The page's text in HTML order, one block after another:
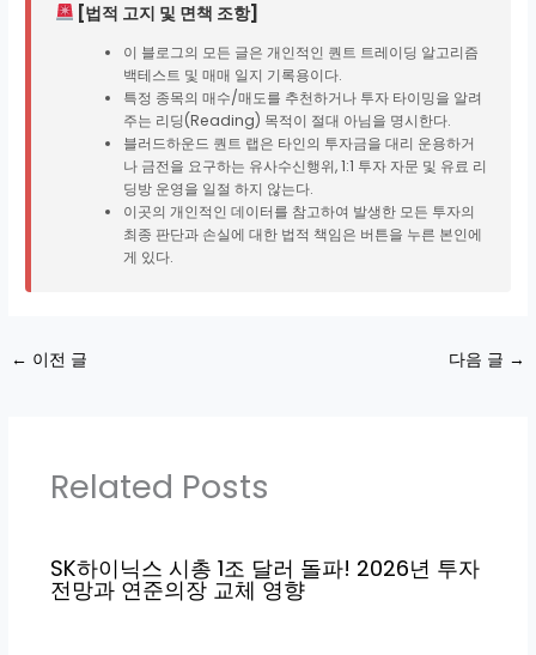
[법적 고지 및 면책 조항]
이 블로그의 모든 글은 개인적인 퀀트 트레이딩 알고리즘
백테스트 및 매매 일지 기록용이다.
특정 종목의 매수/매도를 추천하거나 투자 타이밍을 알려
주는 리딩(Reading) 목적이 절대 아님을 명시한다.
블러드하운드 퀀트 랩은 타인의 투자금을 대리 운용하거
나 금전을 요구하는 유사수신행위, 1:1 투자 자문 및 유료 리
딩방 운영을 일절 하지 않는다.
이곳의 개인적인 데이터를 참고하여 발생한 모든 투자의
최종 판단과 손실에 대한 법적 책임은 버튼을 누른 본인에
게 있다.
← 이전 글 다음 글 →
Related Posts
SK하이닉스 시총 1조 달러 돌파! 2026년 투자
전망과 연준의장 교체 영향